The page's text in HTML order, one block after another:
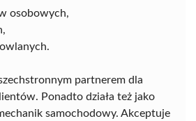
osobowych,
partnerem dla
Ponadto działa też jako
samochodowy. Akceptuje